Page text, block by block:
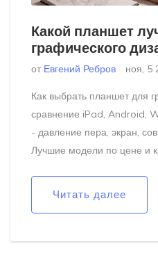
Какой планшет
графического
от Евгений Ребров ноя, 5
Как выбрать планшет для
сравнение iPad, Android,
- давление пера, экран,
Лучшие модели по цене и
Читать далее